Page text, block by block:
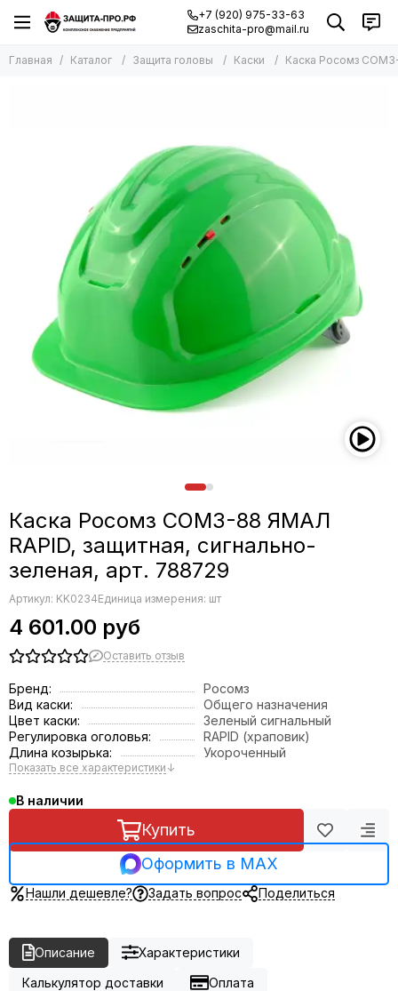
+7 (920) 975-33-63
zaschita-pro@mail.ru
Главная Каталог Защита головы Каски Каска Росомз СОМЗ-
Каска Росомз СОМЗ-88 ЯМАЛ
RAPID, защитная, сигнально-
зеленая, арт. 788729
Артикул: KK0234Единица измерения: шт
4 601.00 руб
Оставить отзыв
Бренд:
Росомз
Вид каски:
Общего назначения
Цвет каски:
Зеленый сигнальный
Регулировка оголовья:
RAPID (храповик)
Длина козырька:
Укороченный
Показать все характеристики ↓
В наличии
Купить
Оформить в MAX
Нашли дешевле? Задать вопрос Поделиться
Описание
Характеристики
Калькулятор доставки
Оплата